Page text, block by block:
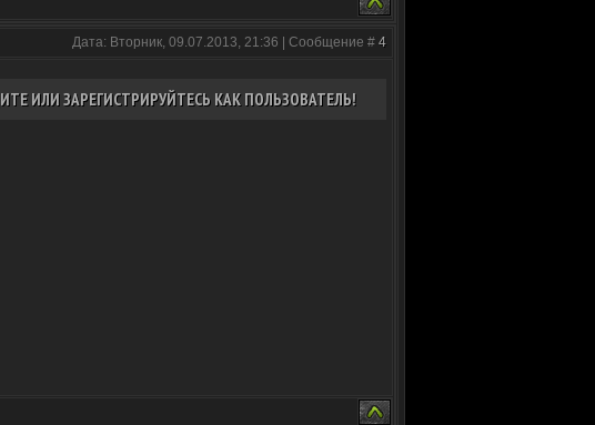
Дата: Вторник, 09.07.2013, 21:36 | Сообщение # 4
ИЛИ ЗАРЕГИСТРИРУЙТЕСЬ КАК ПОЛЬЗОВАТЕЛЬ!